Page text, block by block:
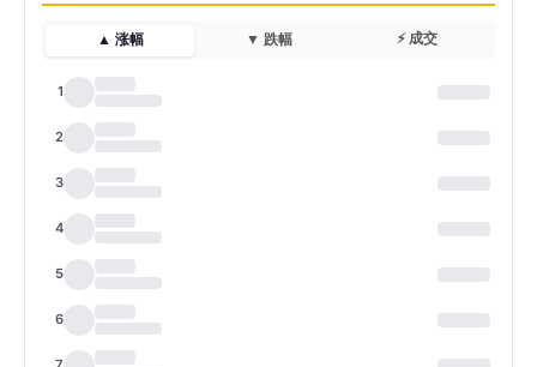
▲ 涨幅 ▼ 跌幅 ⚡ 成交
1
2
3
4
5
6